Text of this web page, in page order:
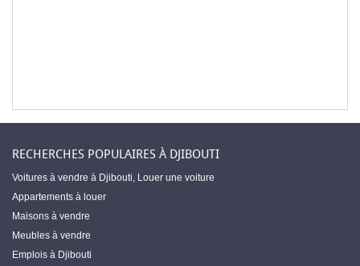
RECHERCHES POPULAIRES À DJIBOUTI
Voitures à vendre à Djibouti, Louer une voiture
Appartements à louer
Maisons à vendre
Meubles à vendre
Emplois à Djibouti